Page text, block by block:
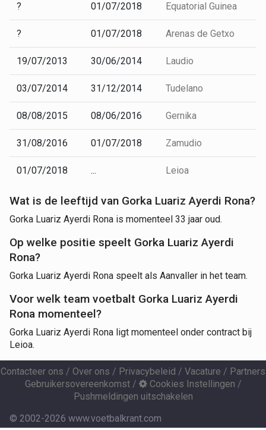
? 01/07/2018 Equatorial Guinea
? 01/07/2018 Arenas de Getxo
19/07/2013 30/06/2014 Laudio
03/07/2014 31/12/2014 Tudelano
08/08/2015 08/06/2016 Gernika
31/08/2016 01/07/2018 Zamudio
01/07/2018 ... Leioa
Wat is de leeftijd van Gorka Luariz Ayerdi Rona?
Gorka Luariz Ayerdi Rona is momenteel 33 jaar oud.
Op welke positie speelt Gorka Luariz Ayerdi
Rona?
Gorka Luariz Ayerdi Rona speelt als Aanvaller in het team.
Voor welk team voetbalt Gorka Luariz Ayerdi
Rona momenteel?
Gorka Luariz Ayerdi Rona ligt momenteel onder contract bij
Leioa.
Contacteer ons / Over ons / Privacybeleid / Vacature / Partners
Gebruikersovereenkomst/ Cookies Instellingen /
Pushmeldingen uitschakelen
© 2002-2026 www.voetbalkrant.com